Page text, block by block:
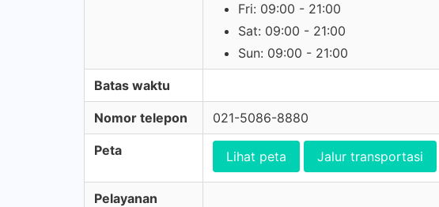
Fri: 09:00 - 21:00
Sat: 09:00 - 21:00
Sun: 09:00 - 21:00
Batas waktu
Nomor telepon 021-5086-8880
Peta Lihat peta Jalur transportasi
Pelayanan